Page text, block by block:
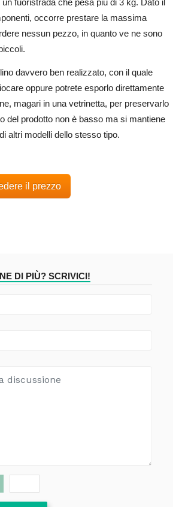
fuoristrada che pesa più di 3 kg. Dato il
occorre prestare la massima
nessun pezzo, in quanto ve ne sono
davvero ben realizzato, con il quale
oppure potrete esporlo direttamente
magari in una vetrinetta, per preservarlo
del prodotto non è basso ma si mantiene
altri modelli dello stesso tipo.
il prezzo
DI PIÙ? SCRIVICI!